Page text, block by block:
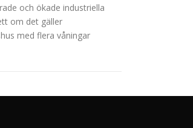
och ökade industriella
om det gäller
med flera våningar